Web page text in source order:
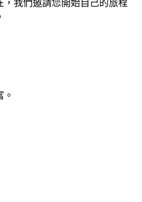
我們邀請您開始自己的旅程